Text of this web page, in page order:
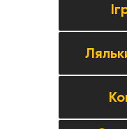
Усі
Всі
Всі
Ляльки